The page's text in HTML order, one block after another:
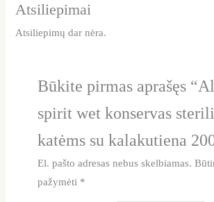
Atsiliepimai
Atsiliepimų dar nėra.
Būkite pirmas aprašęs
spirit wet konservas
katėms su kalakutiena
El. pašto adresas nebus skelbiamas.
pažymėti *